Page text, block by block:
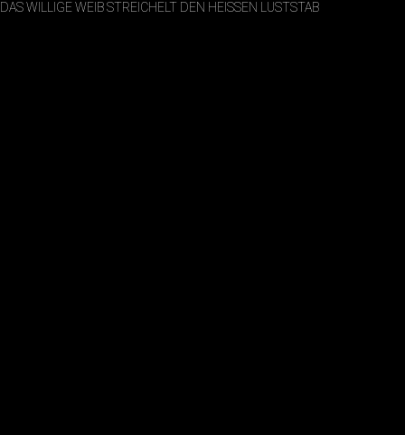
DAS WILLIGE WEIB STREICHELT DEN HEISSEN LUSTSTAB